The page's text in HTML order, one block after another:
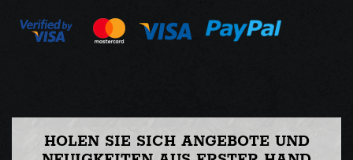
HOLEN SIE SICH ANGEBOTE UND